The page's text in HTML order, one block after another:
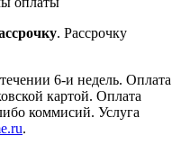
. Рассрочку
6-и недель. Оплата
картой. Оплата
коммисий. Услуга
.